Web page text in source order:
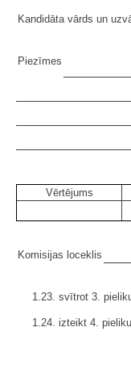
Kandidāta vārds un
Piezīmes
Vērtējums
Komisijas loceklis
1.23. svītrot 3.
1.24. izteikt 4.